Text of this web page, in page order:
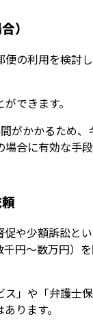
）
の利用を検討
できます。
がかかるため
合に有効な手
や少額訴訟と
円〜数万円）
」や「弁護士
ります。